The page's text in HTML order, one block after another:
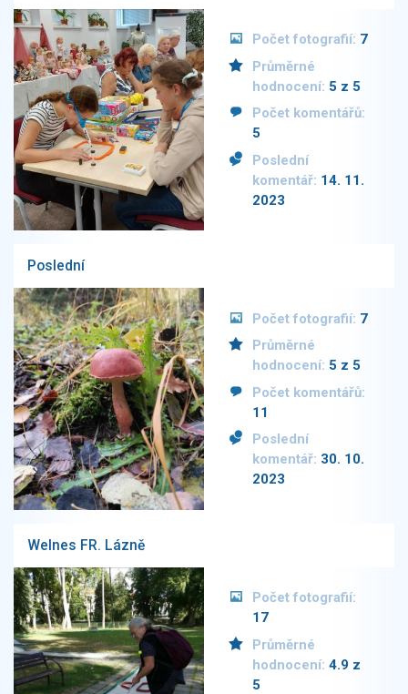
Počet fotografií: 7
Průměrné
hodnocení: 5 z 5
Počet komentářů:
5
Poslední
komentář: 14. 11.
2023
Poslední
Počet fotografií: 7
Průměrné
hodnocení: 5 z 5
Počet komentářů:
11
Poslední
komentář: 30. 10.
2023
Welnes FR. Lázně
Počet fotografií:
17
Průměrné
hodnocení: 4.9 z
5